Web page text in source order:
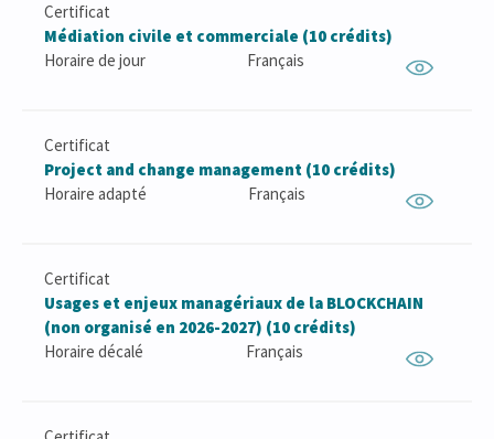
Certificat
Médiation civile et commerciale (10 crédits)
Horaire de jour
Français
Certificat
Project and change management (10 crédits)
Horaire adapté
Français
Certificat
Usages et enjeux managériaux de la BLOCKCHAIN
(non organisé en 2026-2027) (10 crédits)
Horaire décalé
Français